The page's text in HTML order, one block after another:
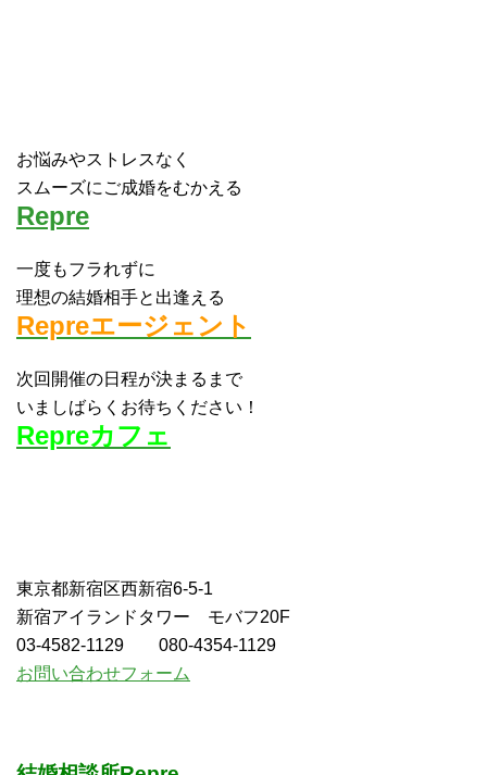
お悩みやストレスなく
スムーズにご成婚をむかえる
Repre
一度もフラれずに
理想の結婚相手と出逢える
Repreエージェント
次回開催の日程が決まるまで
いましばらくお待ちください！
Repreカフェ
東京都新宿区西新宿6-5-1
新宿アイランドタワー モバフ20F
03-4582-1129 080-4354-1129
お問い合わせフォーム